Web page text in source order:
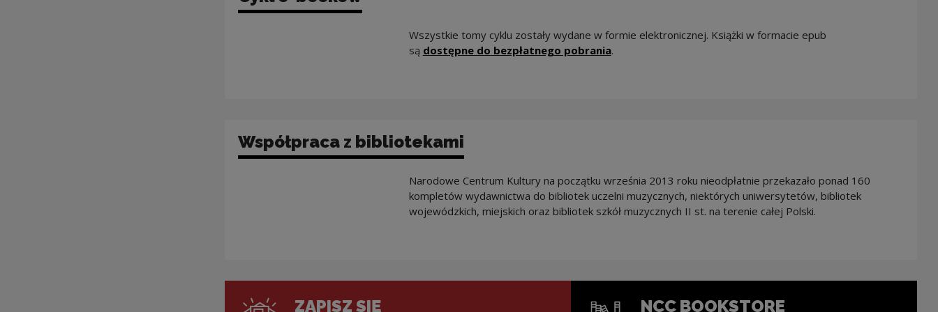
Wszystkie tomy cyklu zostały wydane w formie elektronicznej. Książki w formacie epub
są dostępne do bezpłatnego pobraniaNote, the link will open in a new window
.
Współpraca z bibliotekami
Narodowe Centrum Kultury na początku września 2013 roku nieodpłatnie przekazało ponad 160
kompletów wydawnictwa do bibliotek uczelni muzycznych, niektórych uniwersytetów, bibliotek
wojewódzkich, miejskich oraz bibliotek szkół muzycznych II st. na terenie całej Polski.
ZAPISZ SIĘ NCC BOOKSTORE